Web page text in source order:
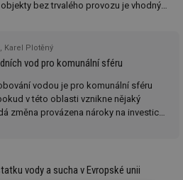
objekty bez trvalého provozu je vhodný
další předpisy? Výklad aktuální legislativy
pro likvidaci odpadních vod.
Karel Plotěný
vod pro komunální sféru
vodou je pro komunální sféru
v této oblasti vznikne nějaký
změna provázena nároky na investice,
vody a sucha v Evropské unii